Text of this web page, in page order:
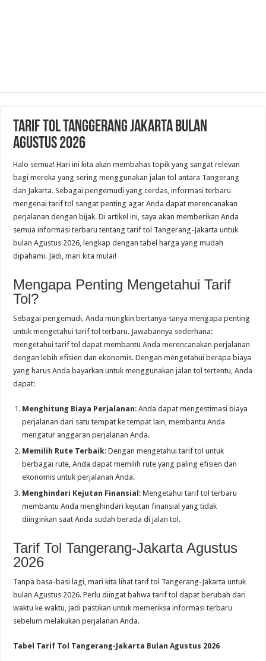
Tarif Tol Tanggerang Jakarta Bulan
Agustus 2026
Halo semua! Hari ini kita akan membahas topik yang sangat relevan
bagi mereka yang sering menggunakan jalan tol antara Tangerang
dan Jakarta. Sebagai pengemudi yang cerdas, informasi terbaru
mengenai tarif tol sangat penting agar Anda dapat merencanakan
perjalanan dengan bijak. Di artikel ini, saya akan memberikan Anda
semua informasi terbaru tentang tarif tol Tangerang-Jakarta untuk
bulan Agustus 2026, lengkap dengan tabel harga yang mudah
dipahami. Jadi, mari kita mulai!
Mengapa Penting Mengetahui Tarif
Tol?
Sebagai pengemudi, Anda mungkin bertanya-tanya mengapa penting
untuk mengetahui tarif tol terbaru. Jawabannya sederhana:
mengetahui tarif tol dapat membantu Anda merencanakan perjalanan
dengan lebih efisien dan ekonomis. Dengan mengetahui berapa biaya
yang harus Anda bayarkan untuk menggunakan jalan tol tertentu, Anda
dapat:
Menghitung Biaya Perjalanan: Anda dapat mengestimasi biaya
perjalanan dari satu tempat ke tempat lain, membantu Anda
mengatur anggaran perjalanan Anda.
Memilih Rute Terbaik: Dengan mengetahui tarif tol untuk
berbagai rute, Anda dapat memilih rute yang paling efisien dan
ekonomis untuk perjalanan Anda.
Menghindari Kejutan Finansial: Mengetahui tarif tol terbaru
membantu Anda menghindari kejutan finansial yang tidak
diinginkan saat Anda sudah berada di jalan tol.
Tarif Tol Tangerang-Jakarta Agustus
2026
Tanpa basa-basi lagi, mari kita lihat tarif tol Tangerang-Jakarta untuk
bulan Agustus 2026. Perlu diingat bahwa tarif tol dapat berubah dari
waktu ke waktu, jadi pastikan untuk memeriksa informasi terbaru
sebelum melakukan perjalanan Anda.
Tabel Tarif Tol Tangerang-Jakarta Bulan Agustus 2026